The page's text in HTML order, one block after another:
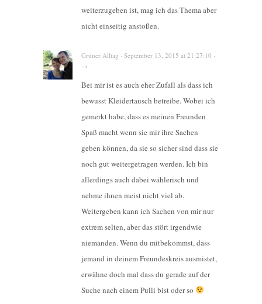
weiterzugeben ist, mag ich das Thema aber
nicht einseitig anstoßen.
Grüner Alltag · September 13, 2015 at 21:27:10 ·
→
Bei mir ist es auch eher Zufall als dass ich
bewusst Kleidertausch betreibe. Wobei ich
gemerkt habe, dass es meinen Freunden
Spaß macht wenn sie mir ihre Sachen
geben können, da sie so sicher sind dass sie
noch gut weitergetragen werden. Ich bin
allerdings auch dabei wählerisch und
nehme ihnen meist nicht viel ab.
Weitergeben kann ich Sachen von mir nur
extrem selten, aber das stört irgendwie
niemanden. Wenn du mitbekommst, dass
jemand in deinem Freundeskreis ausmistet,
erwähne doch mal dass du gerade auf der
Suche nach einem Pulli bist oder so